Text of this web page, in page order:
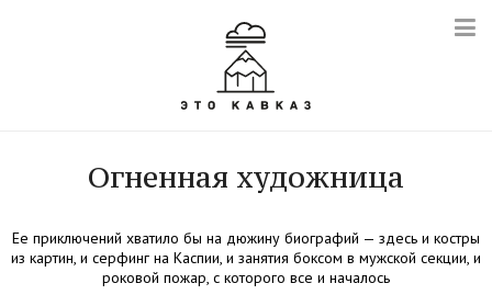
Огненная художница
Ее приключений хватило бы на дюжину биографий — здесь и костры
из картин, и серфинг на Каспии, и занятия боксом в мужской секции, и
роковой пожар, с которого все и началось